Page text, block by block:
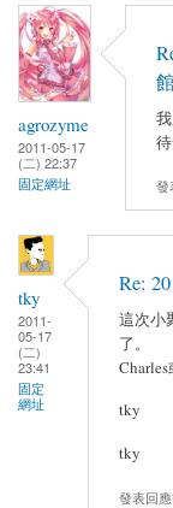
agrozyme
2011-05-17
(二) 22:37
固定網址 發
tky
2011-
05-17
(二)
23:41
固定
網址
Re:
這次小
了。
tky
tky
發表回